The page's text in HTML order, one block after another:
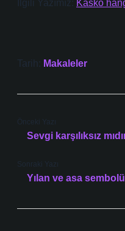
İlgili Yazımız: Kasko
Tarih: Makaleler
Önceki Yazı
Sevgi karşılıksız
Sonraki Yazı
Yılan ve asa